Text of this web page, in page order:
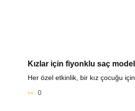
Kızlar için fiyonklu saç
Her özel etkinlik, bir kız çocuğu
0